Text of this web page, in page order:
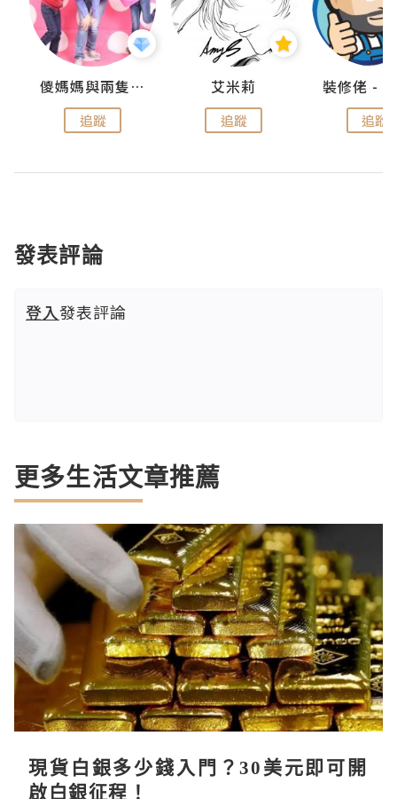
儍媽媽與兩隻小魔怪之家
追蹤
艾米莉
追蹤 追蹤
發表評論
登入發表評論
更多生活文章推薦
現貨白銀多少錢入門？30美元即可開
啟白銀征程！